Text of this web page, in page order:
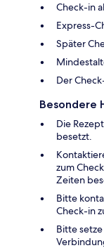
Check-in
Express-
Später
Der
Besondere
Die
besetzt.
zum
Zeiten
Bitte
Check-in
Bitte